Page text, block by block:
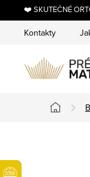
na
❤️ SKUTEČNÉ
Kontakty
Domů